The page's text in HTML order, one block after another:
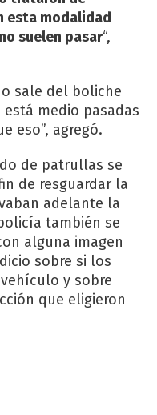
esta modalidad
suelen pasar“,
sale del boliche
medio pasadas
eso”, agregó.
de patrullas se
de resguardar la
adelante la
también se
alguna imagen
sobre si los
y sobre
que eligieron